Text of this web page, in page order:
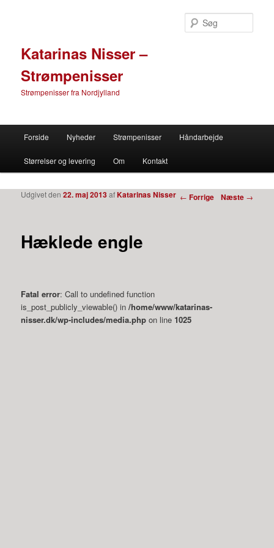
Katarinas Nisser –
Strømpenisser
Strømpenisser fra Nordjylland
Fortsæt til primære indhold
Fortsæt til sekundære indhold
Forside Nyheder Strømpenisser Håndarbejde
Størrelser og levering Om Kontakt
Indlæg navigation ← Forrige Næste →
Hæklede engle
Udgivet den22. maj 2013afKatarinas Nisser
Fatal error: Call to undefined function
is_post_publicly_viewable() in/home/www/katarinas-
nisser.dk/wp-includes/media.php on line 1025